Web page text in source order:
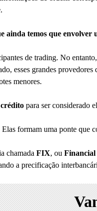
ainda temos que envolver
de trading. No
esses grandes provedores
menores.
para ser considerado
Elas formam uma ponte que
chamada FIX, ou
a precificação